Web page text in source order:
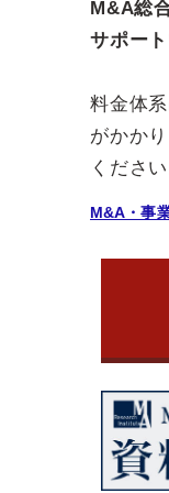
M&A総
サポート
料金体
がかか
ください
M&A・事